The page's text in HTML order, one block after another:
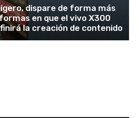
dispare de forma más
en que el vivo X300
la creación de contenido